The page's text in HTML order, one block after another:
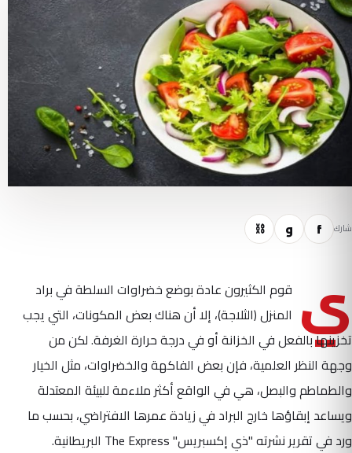
شارك f و ⛓
ي قوم الكثيرون عادة بوضع خضراوات السلطة في براد
المنزل (الثلاجة)، إلا أن هناك بعض المكونات، التي يجب
تخزينها بالفعل في الخزانة أو في درجة حرارة الغرفة. لكن من
وجهة النظر العلمية، فإن بعض الفاكهة والخضراوات، مثل الخيار
والطماطم والبصل، هي في الواقع أكثر ملاءمة للبيئة المعتدلة
ويساعد إبقاؤها خارج البراد في زيادة عمرها الافتراضي، بحسب ما
ورد في تقرير نشرته "ذي إكسبريس" The Express البريطانية.